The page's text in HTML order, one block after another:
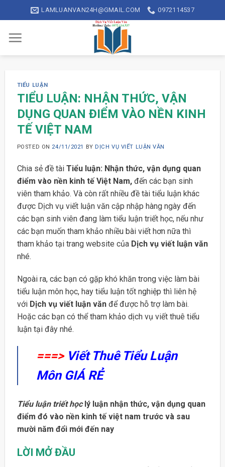
to
content
LAMLUANVAN24H@GMAIL.COM 0972114537
TIỂU LUẬN
TIỂU LUẬN: NHẬN THỨC, VẬN
DỤNG QUAN ĐIỂM VÀO NỀN KINH
TẾ VIỆT NAM
POSTED ON 24/11/2021 BY DỊCH VỤ VIẾT LUẬN VĂN
Chia sẻ đề tài Tiểu luận: Nhận thức, vận dụng quan
điểm vào nền kinh tế Việt Nam, đến các bạn sinh
viên tham khảo. Và còn rất nhiều đề tài tiểu luận khác
được Dịch vụ viết luận văn cập nhập hàng ngày đến
các bạn sinh viên đang làm tiểu luận triết học, nếu như
các bạn muốn tham khảo nhiều bài viết hơn nữa thì
tham khảo tại trang website của Dịch vụ viết luận văn
nhé.
Ngoài ra, các bạn có gặp khó khăn trong việc làm bài
tiểu luận môn học, hay tiểu luận tốt nghiệp thì liên hệ
vớiDịch vụ viết luận vănđể được hỗ trợ làm bài.
Hoặc các bạn có thể tham khảo dịch vụ viết thuê tiểu
luận tại đây nhé.
===> Viết Thuê Tiểu Luận
Môn GIÁ RẺ
Tiểu luận triết họclý luận nhận thức, vận dụng quan
điểm đó vào nền kinh tế việt nam trước và sau
mười năm đổi mới đến nay
LỜI MỞ ĐẦU